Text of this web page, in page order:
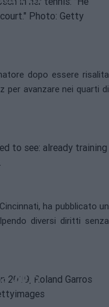
dopo essere risalita
per avanzare nei quarti di
ha pubblicato un
diversi diritti senza
2017